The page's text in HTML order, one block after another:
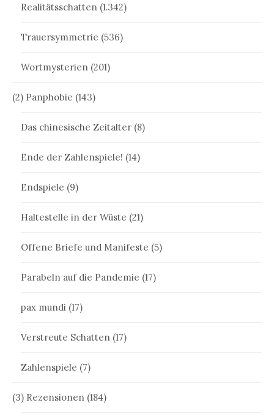
Realitätsschatten (1.342)
Trauersymmetrie (536)
Wortmysterien (201)
(2) Panphobie (143)
Das chinesische Zeitalter (8)
Ende der Zahlenspiele! (14)
Endspiele (9)
Haltestelle in der Wüste (21)
Offene Briefe und Manifeste (5)
Parabeln auf die Pandemie (17)
pax mundi (17)
Verstreute Schatten (17)
Zahlenspiele (7)
(3) Rezensionen (184)